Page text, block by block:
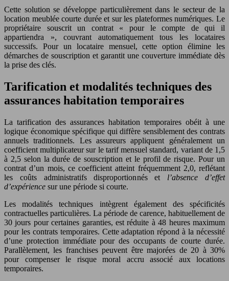
Cette solution se développe particulièrement dans le secteur de la
location meublée courte durée et sur les plateformes numériques. Le
propriétaire souscrit un contrat « pour le compte de qui il
appartiendra », couvrant automatiquement tous les locataires
successifs. Pour un locataire mensuel, cette option élimine les
démarches de souscription et garantit une couverture immédiate dès
la prise des clés.
Tarification et modalités techniques des
assurances habitation temporaires
La tarification des assurances habitation temporaires obéit à une
logique économique spécifique qui diffère sensiblement des contrats
annuels traditionnels. Les assureurs appliquent généralement un
coefficient multiplicateur sur le tarif mensuel standard, variant de 1,5
à 2,5 selon la durée de souscription et le profil de risque. Pour un
contrat d’un mois, ce coefficient atteint fréquemment 2,0, reflétant
les coûts administratifs disproportionnés et l’absence d’effet
d’expérience sur une période si courte.
Les modalités techniques intègrent également des spécificités
contractuelles particulières. La période de carence, habituellement de
30 jours pour certaines garanties, est réduite à 48 heures maximum
pour les contrats temporaires. Cette adaptation répond à la nécessité
d’une protection immédiate pour des occupants de courte durée.
Parallèlement, les franchises peuvent être majorées de 20 à 30%
pour compenser le risque moral accru associé aux locations
temporaires.